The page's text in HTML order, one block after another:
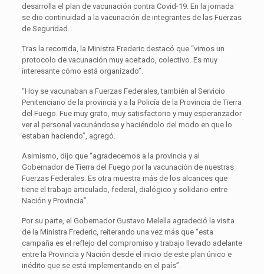
desarrolla el plan de vacunación contra Covid-19. En la jornada
se dio continuidad a la vacunación de integrantes de las Fuerzas
de Seguridad.
Tras la recorrida, la Ministra Frederic destacó que “vimos un
protocolo de vacunación muy aceitado, colectivo. Es muy
interesante cómo está organizado”.
“Hoy se vacunaban a Fuerzas Federales, también al Servicio
Penitenciario de la provincia y a la Policía de la Provincia de Tierra
del Fuego. Fue muy grato, muy satisfactorio y muy esperanzador
ver al personal vacunándose y haciéndolo del modo en que lo
estaban haciendo”, agregó.
Asimismo, dijo que “agradecemos a la provincia y al
Gobernador de Tierra del Fuego por la vacunación de nuestras
Fuerzas Federales. Es otra muestra más de los alcances que
tiene el trabajo articulado, federal, dialógico y solidario entre
Nación y Provincia”.
Por su parte, el Gobernador Gustavo Melella agradeció la visita
de la Ministra Frederic, reiterando una vez más que “esta
campaña es el reflejo del compromiso y trabajo llevado adelante
entre la Provincia y Nación desde el inicio de este plan único e
inédito que se está implementando en el país”.